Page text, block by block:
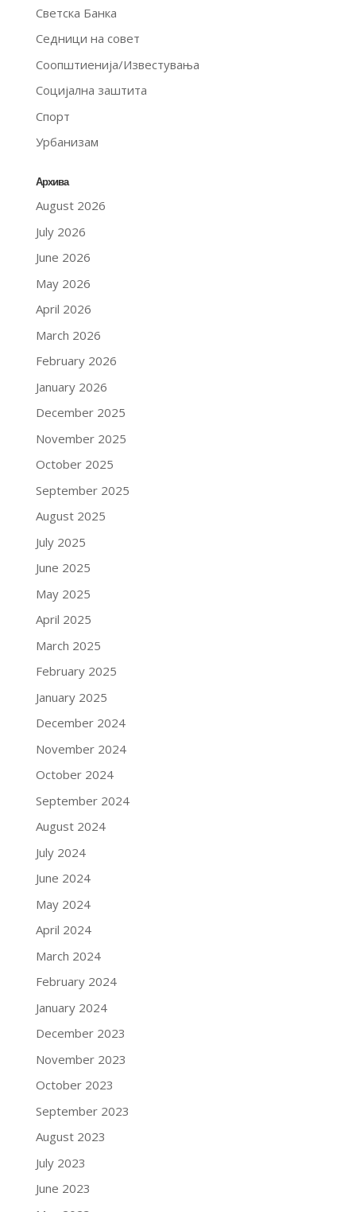
Светска Банка
Седници на совет
Соопштиенија/Известувања
Социјална заштита
Спорт
Урбанизам
Архива
August 2026
July 2026
June 2026
May 2026
April 2026
March 2026
February 2026
January 2026
December 2025
November 2025
October 2025
September 2025
August 2025
July 2025
June 2025
May 2025
April 2025
March 2025
February 2025
January 2025
December 2024
November 2024
October 2024
September 2024
August 2024
July 2024
June 2024
May 2024
April 2024
March 2024
February 2024
January 2024
December 2023
November 2023
October 2023
September 2023
August 2023
July 2023
June 2023